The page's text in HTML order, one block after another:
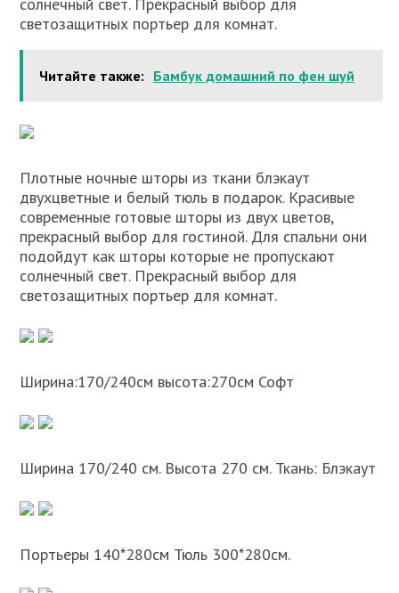
светозащитных портьер для комнат.
Читайте также: Бамбук домашний по фен шуй
Плотные ночные шторы из ткани блэкаут
двухцветные и белый тюль в подарок. Красивые
современные готовые шторы из двух цветов,
прекрасный выбор для гостиной. Для спальни они
подойдут как шторы которые не пропускают
солнечный свет. Прекрасный выбор для
светозащитных портьер для комнат.
Ширина:170/240см высота:270см Софт
Ширина 170/240 см. Высота 270 см. Ткань: Блэкаут
Портьеры 140*280см Тюль 300*280см.